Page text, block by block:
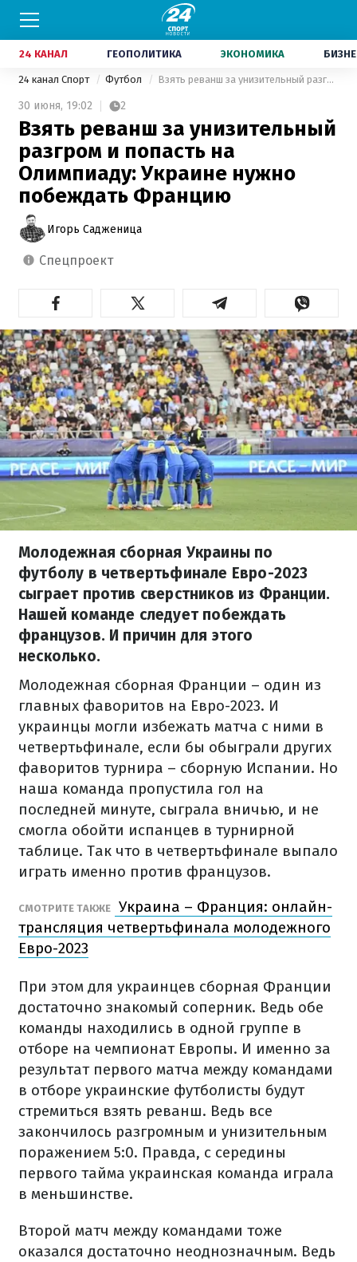
24 КАНАЛ ГЕОПОЛИТИКА ЭКОНОМИКА
24 канал Спорт Футбол Взять реванш за унизительный разгром и попасть на Олимпиаду: Украине нужно побеждать Францию
30 июня, 19:02 2
Взять реванш за унизительный
разгром и попасть на
Олимпиаду: Украине нужно
побеждать Францию
Игорь Садженица
спецпроект
Молодежная сборная Украины по
футболу в четвертьфинале Евро-2023
сыграет против сверстников из Франции.
Нашей команде следует побеждать
французов. И причин для этого
несколько.
Молодежная сборная Франции – один из
главных фаворитов на Евро-2023. И
украинцы могли избежать матча с ними в
четвертьфинале, если бы обыграли других
фаворитов турнира – сборную Испании. Но
наша команда пропустила гол на
последней минуте, сыграла вничью, и не
смогла обойти испанцев в турнирной
таблице. Так что в четвертьфинале выпало
играть именно против французов.
СМОТРИТЕ ТАКЖЕ
Украина – Франция: онлайн-
трансляция четвертьфинала молодежного
Евро-2023
При этом для украинцев сборная Франции
достаточно знакомый соперник. Ведь обе
команды находились в одной группе в
отборе на чемпионат Европы. И именно за
результат первого матча между командами
в отборе украинские футболисты будут
стремиться взять реванш. Ведь все
закончилось разгромным и унизительным
поражением 5:0. Правда, с середины
первого тайма украинская команда играла
в меньшинстве.
Второй матч между командами тоже
оказался достаточно неоднозначным. Ведь